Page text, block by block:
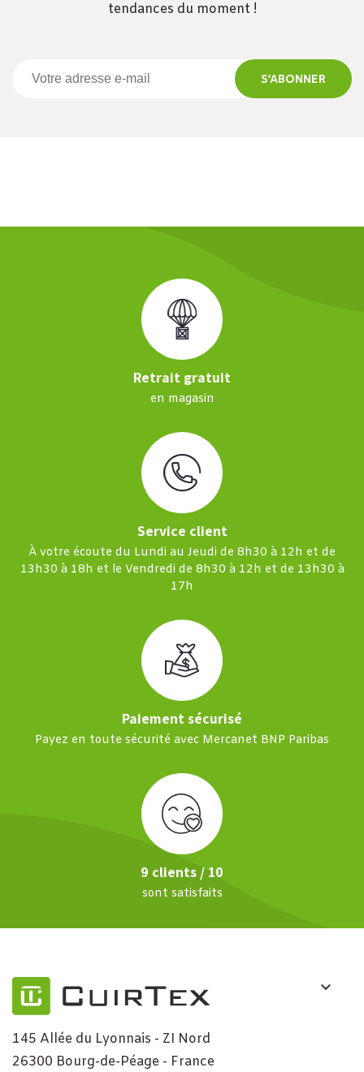
tendances du moment !
S’ABONNER
Retrait gratuit
en magasin
Service client
À votre écoute du Lundi au Jeudi de 8h30 à 12h et de
13h30 à 18h et le Vendredi de 8h30 à 12h et de 13h30 à
17h
Paiement sécurisé
Payez en toute sécurité avec Mercanet BNP Paribas
9 clients / 10
sont satisfaits
145 Allée du Lyonnais - ZI Nord
26300 Bourg-de-Péage - France